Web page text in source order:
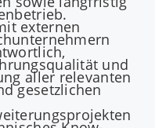
externen
und
aller relevanten
gesetzlichen